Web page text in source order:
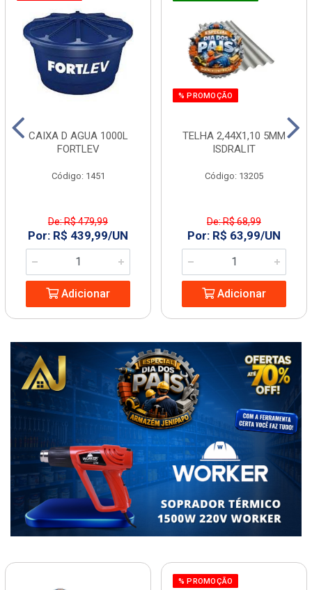
CAIXA D AGUA 1000L
FORTLEV
Código: 1451
De: R$ 479,99
Por: R$ 439,99/UN
Adicionar
% PROMOÇÃO
TELHA 2,44X1,10 5MM
ISDRALIT
Código: 13205
De: R$ 68,99
Por: R$ 63,99/UN
Adicionar
% PROMOÇÃO